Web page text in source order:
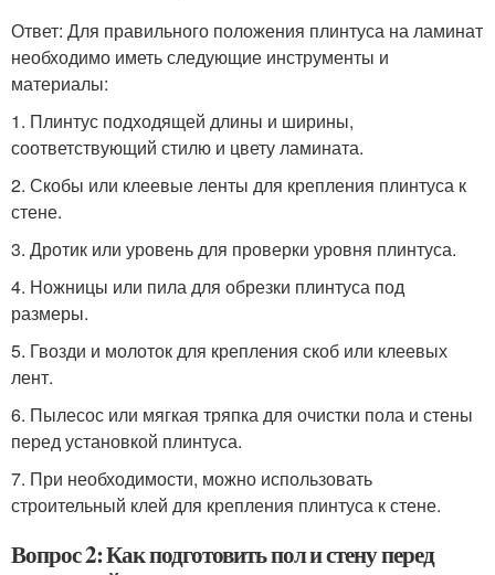
Ответ: Для правильного положения плинтуса на ламинат
необходимо иметь следующие инструменты и
материалы:
1. Плинтус подходящей длины и ширины,
соответствующий стилю и цвету ламината.
2. Скобы или клеевые ленты для крепления плинтуса к
стене.
3. Дротик или уровень для проверки уровня плинтуса.
4. Ножницы или пила для обрезки плинтуса под
размеры.
5. Гвозди и молоток для крепления скоб или клеевых
лент.
6. Пылесос или мягкая тряпка для очистки пола и стены
перед установкой плинтуса.
7. При необходимости, можно использовать
строительный клей для крепления плинтуса к стене.
Вопрос 2: Как подготовить пол и стену перед